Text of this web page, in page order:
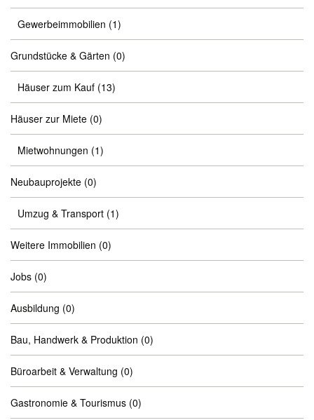
Gewerbeimmobilien (1)
Grundstücke & Gärten (0)
Häuser zum Kauf (13)
Häuser zur Miete (0)
Mietwohnungen (1)
Neubauprojekte (0)
Umzug & Transport (1)
Weitere Immobilien (0)
Jobs (0)
Ausbildung (0)
Bau, Handwerk & Produktion (0)
Büroarbeit & Verwaltung (0)
Gastronomie & Tourismus (0)